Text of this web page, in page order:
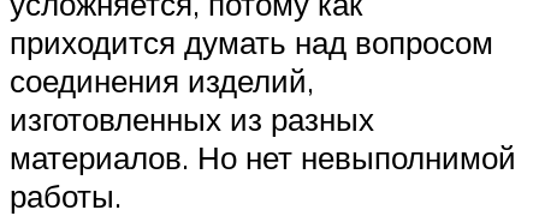
приходится думать над вопросом
соединения изделий,
изготовленных из разных
материалов. Но нет невыполнимой
работы.